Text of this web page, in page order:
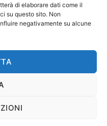
di elaborare dati come il
su questo sito. Non
negativamente su alcune